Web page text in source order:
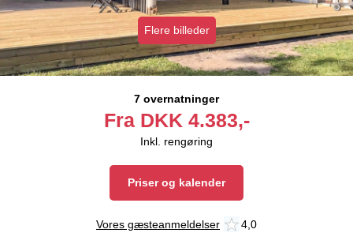
Flere billeder
7 overnatninger
Fra DKK 4.383,-
Inkl. rengøring
Priser og kalender
Vores gæsteanmeldelser 4,0